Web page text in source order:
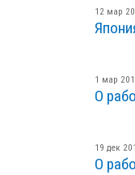
12 мар
1 мар
О
19 дек
О